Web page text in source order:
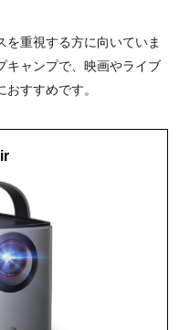
重視する方に向いていま
キャンプで、映画やライブ
すすめです。